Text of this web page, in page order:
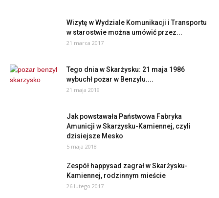
Wizytę w Wydziale Komunikacji i Transportu
w starostwie można umówić przez...
21 marca 2017
Tego dnia w Skarżysku: 21 maja 1986
wybuchł pożar w Benzylu....
21 maja 2019
Jak powstawała Państwowa Fabryka
Amunicji w Skarżysku-Kamiennej, czyli
dzisiejsze Mesko
5 maja 2018
Zespół happysad zagrał w Skarżysku-
Kamiennej, rodzinnym mieście
26 lutego 2017